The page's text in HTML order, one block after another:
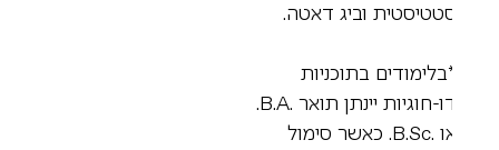
וביג דאטה.
בתוכניות
דו-חוגיות יינתן תואר .B.A.
או .B.Sc. כאשר סימול